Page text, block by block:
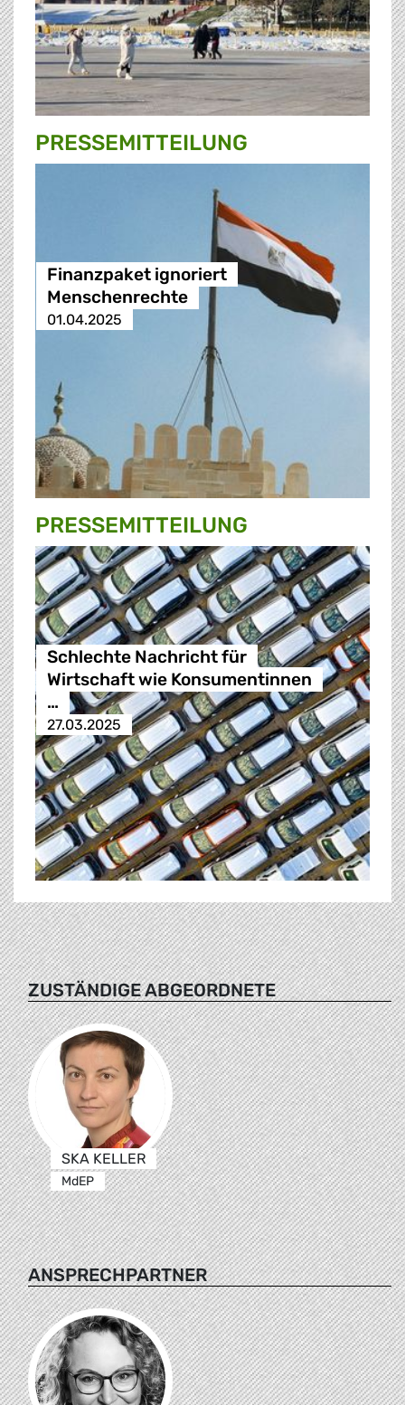
PRESSE­MITTEILUNG
Finanzpaket ignoriert
Menschenrechte
01.04.2025
PRESSE­MITTEILUNG
Schlechte Nachricht für
Wirtschaft wie Konsumentinnen
…
27.03.2025
ZUSTÄNDIGE ABGEORDNETE
SKA KELLER
MdEP
ANSPRECHPARTNER